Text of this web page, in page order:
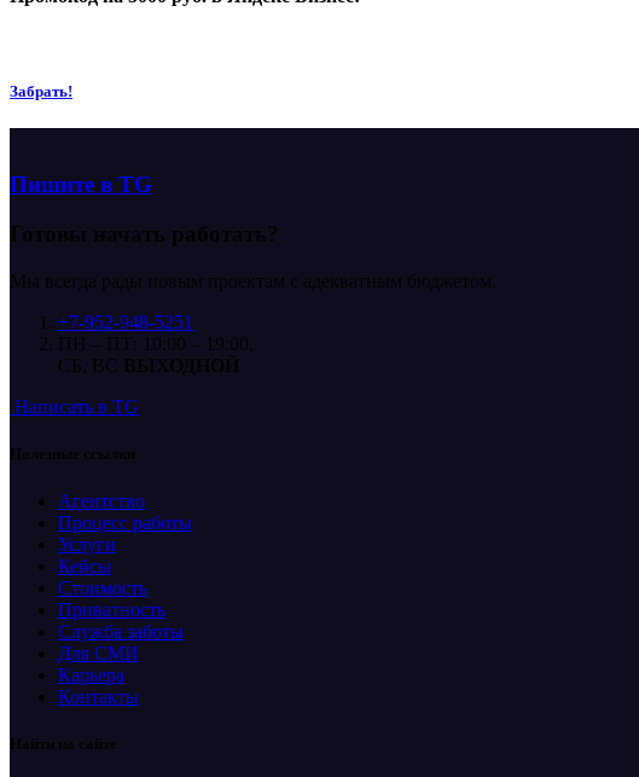
Забрать!
Пишите в TG
Готовы начать работать?
Мы всегда рады новым проектам с адекватным бюджетом.
+7-952-948-5251
ПН – ПТ: 10:00 – 19:00,
СБ, ВС ВЫХОДНОЙ
Написать в TG
Полезные ссылки
Агентство
Процесс работы
Услуги
Кейсы
Стоимость
Приватность
Служба заботы
Для СМИ
Карьера
Контакты
Найти на сайте